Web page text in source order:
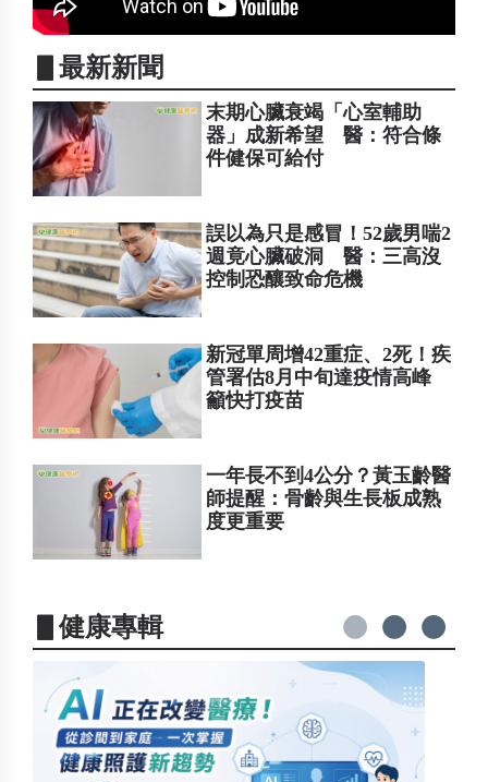
▋最新新聞
末期心臟衰竭「心室輔助
器」成新希望 醫：符合條
件健保可給付
誤以為只是感冒！52歲男喘2
週竟心臟破洞 醫：三高沒
控制恐釀致命危機
新冠單周增42重症、2死！疾
管署估8月中旬達疫情高峰
籲快打疫苗
一年長不到4公分？黃玉齡醫
師提醒：骨齡與生長板成熟
度更重要
▋健康專輯